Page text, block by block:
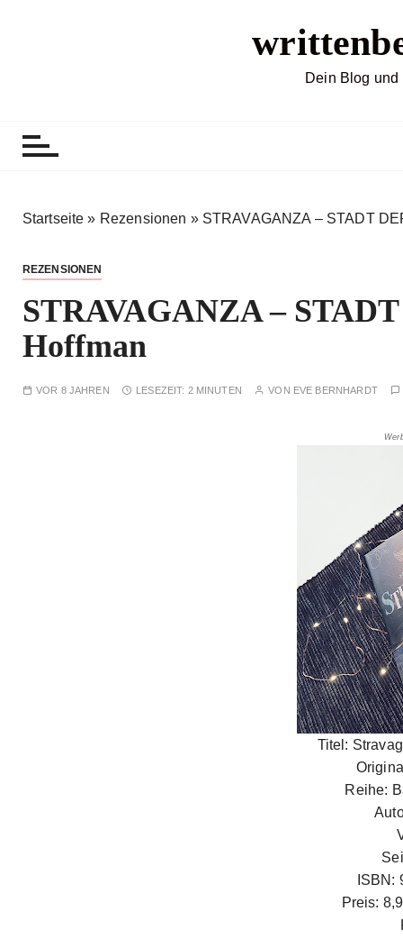
Dein Blog und
Startseite » Rezensionen » STRAVAGANZA – STADT
REZENSIONEN
STRAVAGANZA –
Hoffman
VOR 8 JAHREN LESEZEIT: 2 MINUTEN VON EVE BERNHARDT
Titel:
Reihe:
ISBN:
Preis: